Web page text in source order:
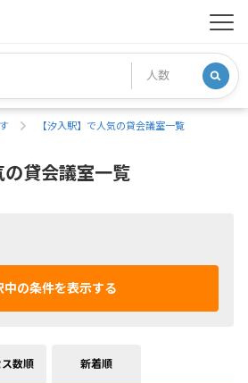
【汐入駅】で人気の貸会議室一覧
の貸会議室一覧
中の条件を表示する
ス数順 新着順